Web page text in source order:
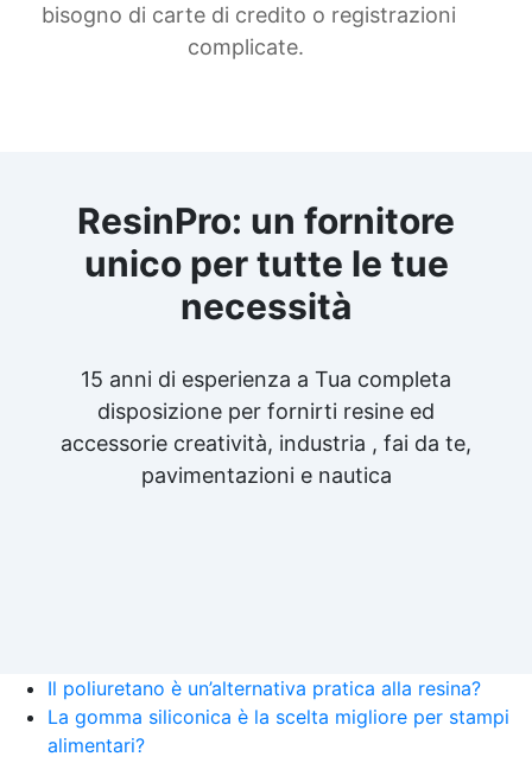
bisogno di carte di credito o registrazioni
complicate.
ResinPro: un fornitore
unico per tutte le tue
necessità
15 anni di esperienza a Tua completa
disposizione per fornirti resine ed
accessorie creatività, industria , fai da te,
pavimentazioni e nautica
Il poliuretano è un’alternativa pratica alla resina?
La gomma siliconica è la scelta migliore per stampi
alimentari?